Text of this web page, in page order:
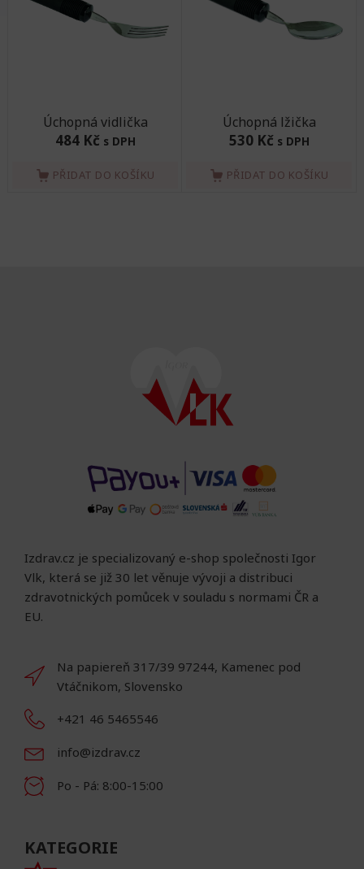
Úchopná vidlička
484 Kč s DPH
PŘIDAT DO KOŠÍKU
Úchopná lžička
530 Kč s DPH
PŘIDAT DO KOŠÍKU
Izdrav.cz je specializovaný e-shop společnosti Igor
Vlk, která se již 30 let věnuje vývoji a distribuci
zdravotnických pomůcek v souladu s normami ČR a
EU.
Na papiereň 317/39 97244, Kamenec pod
Vtáčnikom, Slovensko
+421 46 5465546
info@izdrav.cz
Po - Pá: 8:00-15:00
KATEGORIE